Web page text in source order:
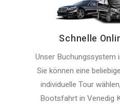
Schnelle
Unser Buchungssystem
Sie können eine
individuelle Tour
Bootsfahrt in Venedig